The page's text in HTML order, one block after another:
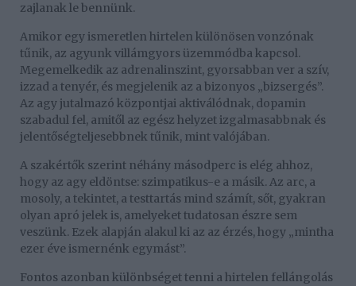
zajlanak le bennünk.
Amikor egy ismeretlen hirtelen különösen vonzónak
tűnik, az agyunk villámgyors üzemmódba kapcsol.
Megemelkedik az adrenalinszint, gyorsabban ver a szív,
izzad a tenyér, és megjelenik az a bizonyos „bizsergés”.
Az agy jutalmazó központjai aktiválódnak, dopamin
szabadul fel, amitől az egész helyzet izgalmasabbnak és
jelentőségteljesebbnek tűnik, mint valójában.
A szakértők szerint néhány másodperc is elég ahhoz,
hogy az agy eldöntse: szimpatikus-e a másik. Az arc, a
mosoly, a tekintet, a testtartás mind számít, sőt, gyakran
olyan apró jelek is, amelyeket tudatosan észre sem
veszünk. Ezek alapján alakul ki az az érzés, hogy „mintha
ezer éve ismernénk egymást”.
Fontos azonban különbséget tenni a hirtelen fellángolás